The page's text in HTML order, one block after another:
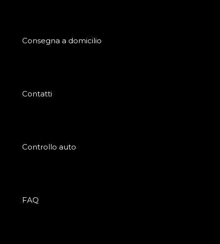
Consegna a domicilio
Contatti
Controllo auto
FAQ